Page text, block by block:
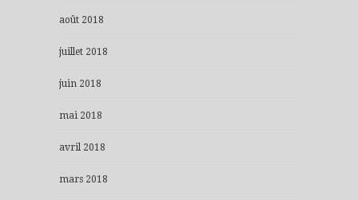
août 2018
juillet 2018
juin 2018
mai 2018
avril 2018
mars 2018